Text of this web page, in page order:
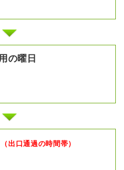
の曜日
（出口通過の時間帯）